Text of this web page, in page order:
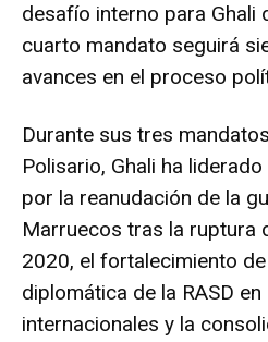
desafío interno para Ghali
cuarto mandato seguirá
avances en el proceso
Durante sus tres
Polisario, Ghali ha
por la reanudación de la
Marruecos tras la ruptura
2020, el fortalecimiento
diplomática de la RASD
internacionales y la